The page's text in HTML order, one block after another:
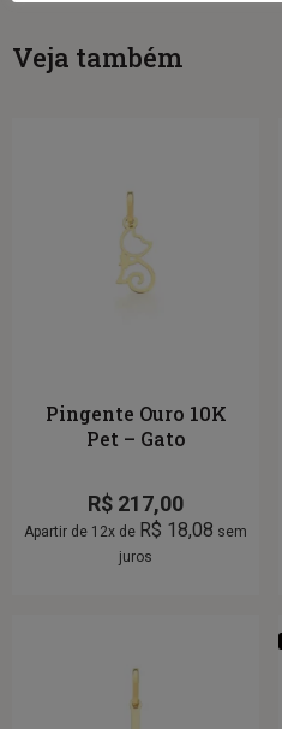
Veja também
Pingente Ouro 10K
Pet – Gato
R$ 217,00
Apartir de 12x de R$ 18,08 sem
juros